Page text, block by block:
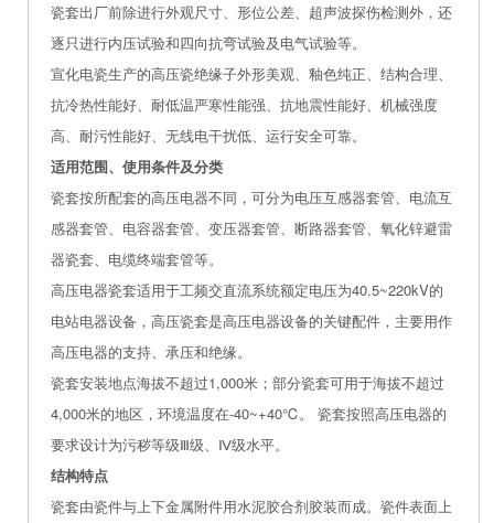
瓷套出厂前除进行外观尺寸、形位公差、超声波探伤检测外，还
逐只进行内压试验和四向抗弯试验及电气试验等。
宣化电瓷生产的高压瓷绝缘子外形美观、釉色纯正、结构合理、
抗冷热性能好、耐低温严寒性能强、抗地震性能好、机械强度
高、耐污性能好、无线电干扰低、运行安全可靠。
适用范围、使用条件及分类
瓷套按所配套的高压电器不同，可分为电压互感器套管、电流互
感器套管、电容器套管、变压器套管、断路器套管、氧化锌避雷
器瓷套、电缆终端套管等。
高压电器瓷套适用于工频交直流系统额定电压为40.5~220kV的
电站电器设备，高压瓷套是高压电器设备的关键配件，主要用作
高压电器的支持、承压和绝缘。
瓷套安装地点海拔不超过1,000米；部分瓷套可用于海拔不超过
4,000米的地区，环境温度在-40~+40℃。 瓷套按照高压电器的
要求设计为污秽等级Ⅲ级、Ⅳ级水平。
结构特点
瓷套由瓷件与上下金属附件用水泥胶合剂胶装而成。瓷件表面上